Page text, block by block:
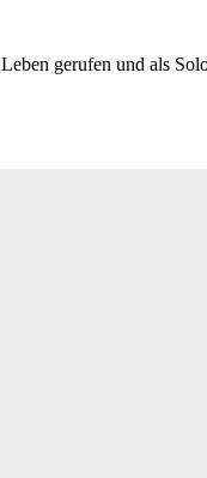
gerufen und als